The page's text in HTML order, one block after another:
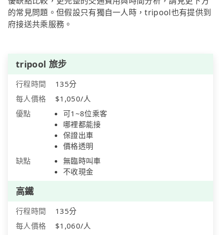
的常見問題。但假設只有獨自一人時，tripool也有提供到
府接送共乘服務。
tripool 旅步
行程時間
135分
每人價格
$1,050/人
優點
可1~8位乘客
哪裡都能接
保證出車
價格透明
缺點
無臨時叫車
不收現金
高鐵
行程時間
135分
每人價格
$1,060/人